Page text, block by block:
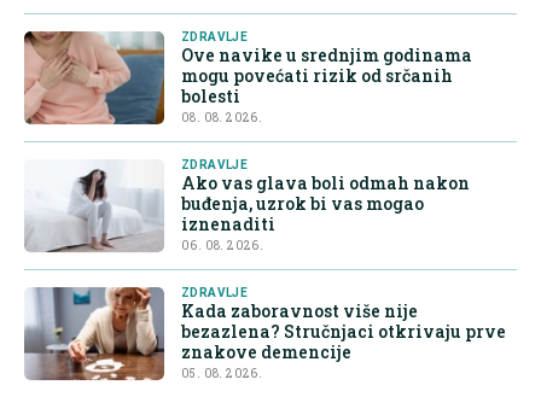
ZDRAVLJE
Ove navike u srednjim godinama
mogu povećati rizik od srčanih
bolesti
08. 08. 2026.
ZDRAVLJE
Ako vas glava boli odmah nakon
buđenja, uzrok bi vas mogao
iznenaditi
06. 08. 2026.
ZDRAVLJE
Kada zaboravnost više nije
bezazlena? Stručnjaci otkrivaju prve
znakove demencije
05. 08. 2026.